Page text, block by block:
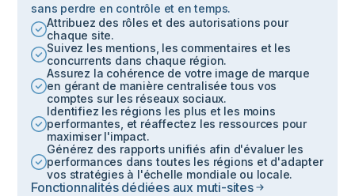
sans perdre en contrôle et en temps.
Attribuez des rôles et des autorisations pour
chaque site.
Suivez les mentions, les commentaires et les
concurrents dans chaque région.
Assurez la cohérence de votre image de marque
en gérant de manière centralisée tous vos
comptes sur les réseaux sociaux.
Identifiez les régions les plus et les moins
performantes, et réaffectez les ressources pour
maximiser l'impact.
Générez des rapports unifiés afin d'évaluer les
performances dans toutes les régions et d'adapter
vos stratégies à l'échelle mondiale ou locale.
Fonctionnalités dédiées aux muti-sites